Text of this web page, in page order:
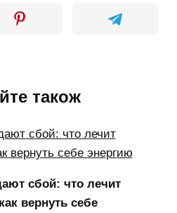
також
сбой: что лечит
вернуть себе